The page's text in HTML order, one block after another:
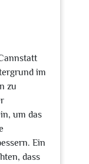
im
zu
um das
Ein
dass